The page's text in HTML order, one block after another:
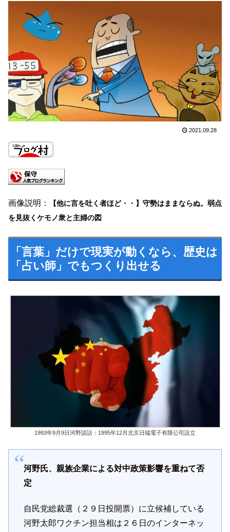
2021.09.28
画像説明：
【他に言を吐く者ほど・・】守勢はままならぬ。弱点
を見抜くケモノ衆と主婦の図
「言葉」だけで現実が動くなら、歴史は
「占い師」でもつくり出せる
1993年9月9日河野談話：1995年12月北京日端電子有限公司設立
河野氏、親族企業による対中政策影響を重ねて否
定
自民党総裁選（２９日投開票）に立候補している
河野太郎ワクチン担当相は２６日のインターネッ